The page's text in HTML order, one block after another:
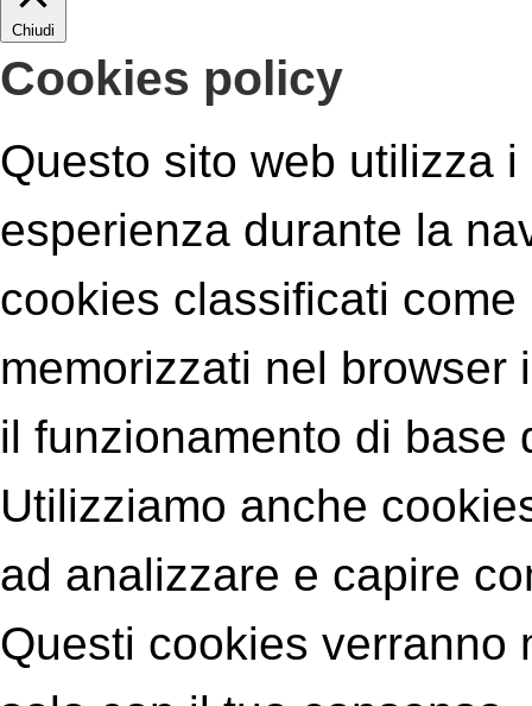
Chiudi
Cookies policy
Questo sito web utilizza
esperienza durante la
cookies classificati
memorizzati nel
il funzionamento di base
Utilizziamo anche
ad analizzare e capire
Questi cookies verranno